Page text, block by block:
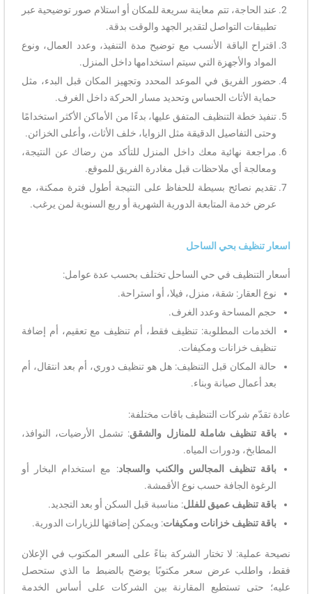
عند الحاجة، تتم معاينة سريعة للمكان أو استلام صور توضيحية عبر
تطبيقات التواصل لتقدير الجهد والوقت بدقة.
اقتراح الباقة الأنسب مع توضيح مدة التنفيذ، وعدد العمال، ونوع
المواد والأجهزة التي سيتم استخدامها داخل المنزل.
حضور الفريق في الموعد المحدد وتجهيز المكان قبل البدء، مثل
حماية الأثاث الحساس وتحديد مسار الحركة داخل الغرف.
تنفيذ خطة التنظيف المتفق عليها، بدءًا من الأماكن الأكثر استخدامًا
وحتى التفاصيل الدقيقة مثل الزوايا، خلف الأثاث، وأعلى الخزائن.
مراجعة نهائية معك داخل المنزل للتأكد من رضاك عن النتيجة،
ومعالجة أي ملاحظات قبل مغادرة الفريق للموقع.
تقديم نصائح بسيطة للحفاظ على النتيجة أطول فترة ممكنة، مع
عرض خدمة المتابعة الدورية الشهرية أو ربع السنوية لمن يرغب.
اسعار تنظيف بحي الساحل
أسعار التنظيف في حي الساحل تختلف بحسب عدة عوامل:
نوع العقار: شقة، منزل، فيلا، أو استراحة.
حجم المساحة وعدد الغرف.
الخدمات المطلوبة: تنظيف فقط، أم تنظيف مع تعقيم، أم إضافة
تنظيف خزانات ومكيفات.
حالة المكان قبل التنظيف: هل هو تنظيف دوري، أم بعد انتقال، أم
بعد أعمال صيانة وبناء.
عادة تقدّم شركات التنظيف باقات مختلفة:
باقة تنظيف شاملة للمنازل والشقق: تشمل الأرضيات، النوافذ،
المطابخ، ودورات المياه.
باقة تنظيف المجالس والكنب والسجاد: مع استخدام البخار أو
الرغوة الجافة حسب نوع الأقمشة.
باقة تنظيف عميق للفلل: مناسبة قبل السكن أو بعد التجديد.
باقة تنظيف خزانات ومكيفات: ويمكن إضافتها للزيارات الدورية.
نصيحة عملية: لا تختار الشركة بناءً على السعر المكتوب في الإعلان
فقط، واطلب عرض سعر مكتوبًا يوضح بالضبط ما الذي ستحصل
عليه؛ حتى تستطيع المقارنة بين الشركات على أساس الخدمة